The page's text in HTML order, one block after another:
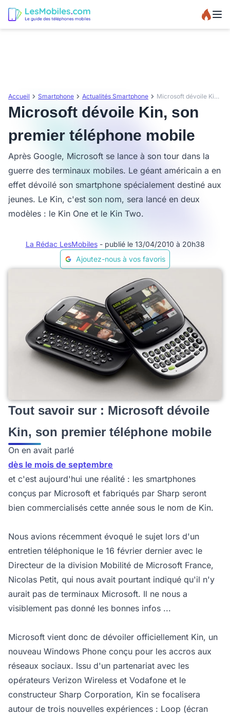
Accueil Smartphone Actualités Smartphone Microsoft dévoile Kin, son premier téléphone mobile
Microsoft dévoile Kin, son
premier téléphone mobile
Après Google, Microsoft se lance à son tour dans la
guerre des terminaux mobiles. Le géant américain a en
effet dévoilé son smartphone spécialement destiné aux
jeunes. Le Kin, c'est son nom, sera lancé en deux
modèles : le Kin One et le Kin Two.
La Rédac LesMobiles - publié le 13/04/2010 à 20h38
Ajoutez-nous à vos favoris
Tout savoir sur : Microsoft dévoile
Kin, son premier téléphone mobile
On en avait parlé
dès le mois de septembre
et c'est aujourd'hui une réalité : les smartphones
conçus par Microsoft et fabriqués par Sharp seront
bien commercialisés cette année sous le nom de Kin.
Nous avions récemment évoqué le sujet lors d'un
entretien téléphonique le 16 février dernier avec le
Directeur de la division Mobilité de Microsoft France,
Nicolas Petit, qui nous avait pourtant indiqué qu'il n'y
aurait pas de terminaux Microsoft. Il ne nous a
visiblement pas donné les bonnes infos ...
Microsoft vient donc de dévoiler officiellement Kin, un
nouveau Windows Phone conçu pour les accros aux
réseaux sociaux. Issu d'un partenariat avec les
opérateurs Verizon Wireless et Vodafone et le
constructeur Sharp Corporation, Kin se focalisera
autour de trois nouvelles expériences : Loop (écran